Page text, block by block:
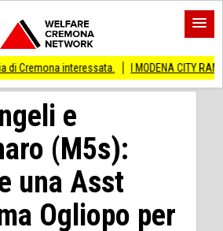
I MODENA CITY RAMBLERS
e
(M5s):
una Asst
Ogliopo per